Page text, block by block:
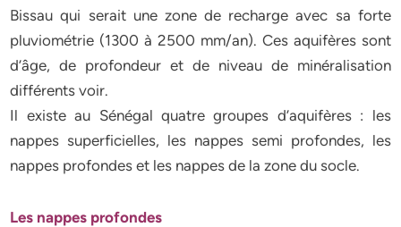
Bissau qui serait une zone de recharge avec sa forte
pluviométrie (1300 à 2500 mm/an). Ces aquifères sont
d’âge, de profondeur et de niveau de minéralisation
différents voir.
Il existe au Sénégal quatre groupes d’aquifères : les
nappes superficielles, les nappes semi profondes, les
nappes profondes et les nappes de la zone du socle.
Les nappes profondes